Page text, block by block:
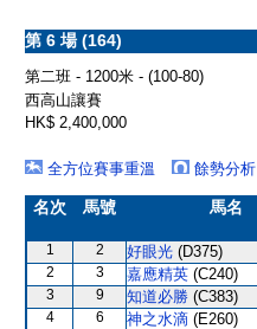
第 6 場 (164)
第二班 - 1200米 - (100-80)
西高山讓賽
HK$ 2,400,000
全方位賽事重溫
餘勢分析
名次 馬號 馬名
1 2 好眼光 (D375)
2 3 嘉應精英 (C240)
3 9 知道必勝 (C383)
4 6 神之水滴 (E260)